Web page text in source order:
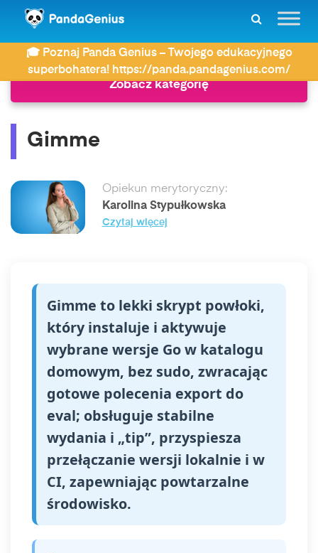
🎓 Poznaj Panda Genius – Twojego edukacyjnego
superbohatera! https://panda.pandagenius.com/
ZDAY Język angielski Gimme
Zobacz kategorię
Gimme
Opiekun merytoryczny:
Karolina Stypułkowska
Czytaj więcej
Gimme to lekki skrypt powłoki,
który instaluje i aktywuje
wybrane wersje Go w katalogu
domowym, bez sudo, zwracając
gotowe polecenia export do
eval; obsługuje stabilne
wydania i „tip”, przyspiesza
przełączanie wersji lokalnie i w
CI, zapewniając powtarzalne
środowisko.